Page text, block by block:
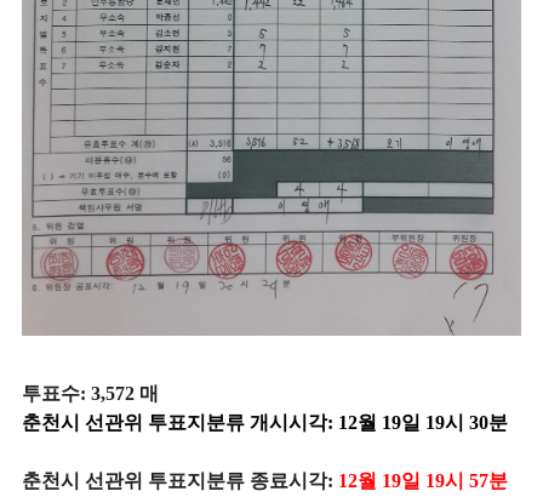
투표수: 3,572 매
춘천시 선관위 투표지분류 개시시각: 12월 19일 19시 30분
춘천시 선관위 투표지분류 종료시각: 12월 19일 19시 57분